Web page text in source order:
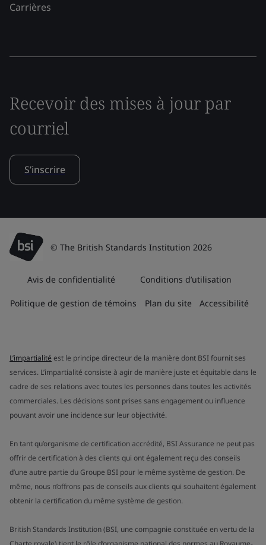
Carrières
Recevoir des mises à jour par
courriel
S’inscrire
© The British Standards Institution 2026
Avis de confidentialité Conditions d’utilisation
Politique de gestion de témoins Plan du site Accessibilité
L’impartialité est le principe directeur de la manière dont BSI fournit ses
services. L’impartialité consiste à agir de manière juste et équitable dans le
cadre de ses relations avec toutes les personnes dans toutes les activités
commerciales. Les décisions sont prises sans engagement ou influence
pouvant avoir une incidence sur leur objectivité.
En tant qu’organisme de certification accrédité, BSI Assurance ne peut pas
offrir de certification à des clients qui ont également reçu des conseils
d’une autre partie du Groupe BSI pour le même système de gestion. De
même, nous n’offrons pas de conseils aux clients qui souhaitent également
obtenir la certification du même système de gestion.
British Standards Institution (BSI, une compagnie constituée en vertu de la